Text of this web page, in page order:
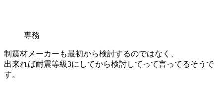
専務
制震材メーカーも最初から検討するのではなく、
出来れば耐震等級3にしてから検討してって言ってるそうで
す。